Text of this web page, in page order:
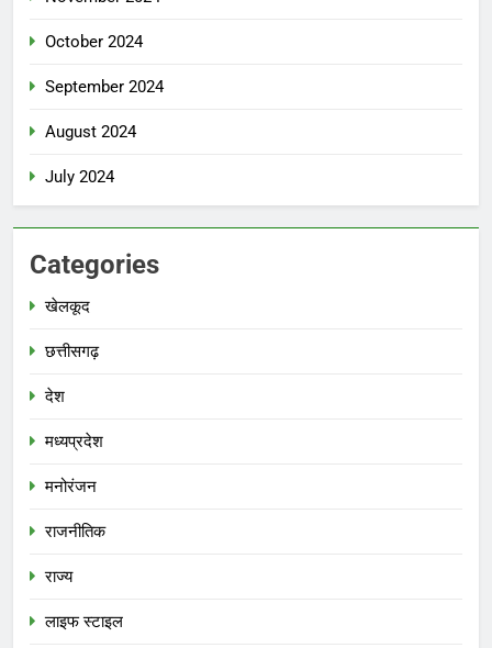
October 2024
September 2024
August 2024
July 2024
Categories
खेलकूद
छत्तीसगढ़
देश
मध्‍यप्रदेश
मनोरंजन
राजनीतिक
राज्य
लाइफ स्टाइल